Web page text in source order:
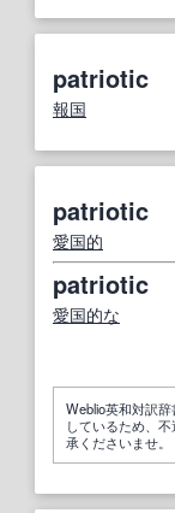
patriotic
報国
patriotic
愛国的
patriotic
愛国的な
Weblio英和対訳
しているため、
承くださいませ。